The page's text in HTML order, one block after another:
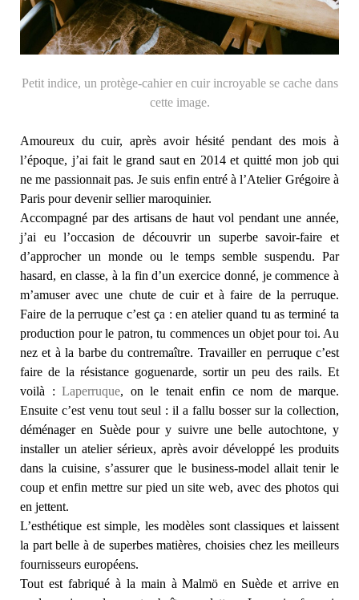
Petit indice, un protège-cahier en cuir incroyable se cache dans
cette image.
Amoureux du cuir, après avoir hésité pendant des mois à
l’époque, j’ai fait le grand saut en 2014 et quitté mon job qui
ne me passionnait pas. Je suis enfin entré à l’Atelier Grégoire à
Paris pour devenir sellier maroquinier.
Accompagné par des artisans de haut vol pendant une année,
j’ai eu l’occasion de découvrir un superbe savoir-faire et
d’approcher un monde ou le temps semble suspendu. Par
hasard, en classe, à la fin d’un exercice donné, je commence à
m’amuser avec une chute de cuir et à faire de la perruque.
Faire de la perruque c’est ça : en atelier quand tu as terminé ta
production pour le patron, tu commences un objet pour toi. Au
nez et à la barbe du contremaître. Travailler en perruque c’est
faire de la résistance goguenarde, sortir un peu des rails. Et
voilà : Laperruque, on le tenait enfin ce nom de marque.
Ensuite c’est venu tout seul : il a fallu bosser sur la collection,
déménager en Suède pour y suivre une belle autochtone, y
installer un atelier sérieux, après avoir développé les produits
dans la cuisine, s’assurer que le business-model allait tenir le
coup et enfin mettre sur pied un site web, avec des photos qui
en jettent.
L’esthétique est simple, les modèles sont classiques et laissent
la part belle à de superbes matières, choisies chez les meilleurs
fournisseurs européens.
Tout est fabriqué à la main à Malmö en Suède et arrive en